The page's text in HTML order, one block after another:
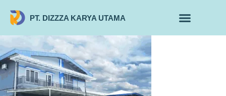
PT. DIZZZA KARYA UTAMA